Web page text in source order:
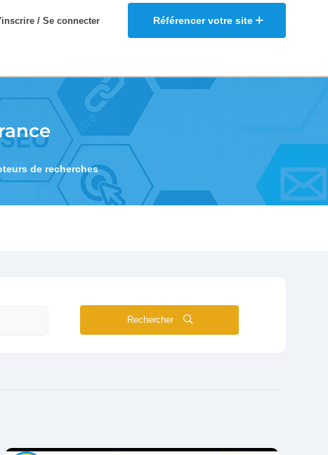
Référencer votre site
/ Se connecter
de recherches
Rechercher